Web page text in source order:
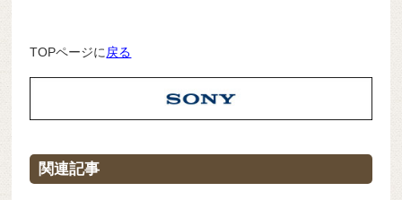
TOPページに 戻る
関連記事